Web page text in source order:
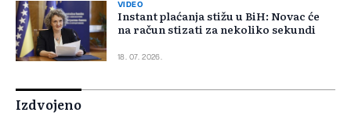
VIDEO
Instant plaćanja stižu u BiH: Novac će
na račun stizati za nekoliko sekundi
18. 07. 2026.
Izdvojeno